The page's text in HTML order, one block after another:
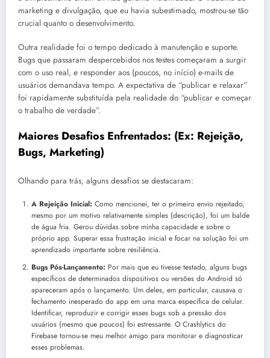
marketing e divulgação, que eu havia subestimado, mostrou-se tão
crucial quanto o desenvolvimento.
Outra realidade foi o tempo dedicado à manutenção e suporte.
Bugs que passaram despercebidos nos testes começaram a surgir
com o uso real, e responder aos (poucos, no início) e-mails de
usuários demandava tempo. A expectativa de “publicar e relaxar”
foi rapidamente substituída pela realidade do “publicar e começar
o trabalho de verdade”.
Maiores Desafios Enfrentados: (Ex: Rejeição,
Bugs, Marketing)
Olhando para trás, alguns desafios se destacaram:
A Rejeição Inicial: Como mencionei, ter o primeiro envio rejeitado,
mesmo por um motivo relativamente simples (descrição), foi um balde
de água fria. Gerou dúvidas sobre minha capacidade e sobre o
próprio app. Superar essa frustração inicial e focar na solução foi um
aprendizado importante sobre resiliência.
Bugs Pós-Lançamento: Por mais que eu tivesse testado, alguns bugs
específicos de determinados dispositivos ou versões do Android só
apareceram após o lançamento. Um deles, em particular, causava o
fechamento inesperado do app em uma marca específica de celular.
Identificar, reproduzir e corrigir esses bugs sob a pressão dos
usuários (mesmo que poucos) foi estressante. O Crashlytics do
Firebase tornou-se meu melhor amigo para monitorar e diagnosticar
esses problemas.